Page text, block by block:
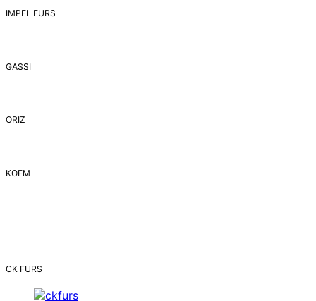
IMPEL FURS
GASSI
ORIZ
ΚΟΕΜ
CK FURS